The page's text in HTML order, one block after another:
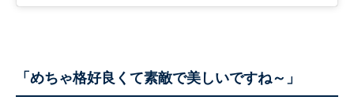
「めちゃ格好良くて素敵で美しいですね～」